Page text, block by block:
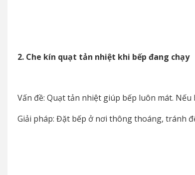
2. Che kín quạt tản nhiệt khi bếp đang chạy
Vấn đề: Quạt tản nhiệt giúp bếp luôn mát.
Giải pháp: Đặt bếp ở nơi thông thoáng, tránh